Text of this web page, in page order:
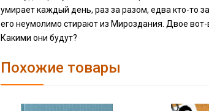
умирает каждый день, раз за разом, едва кто-то
его неумолимо стирают из Мироздания. Двое
Какими они будут?
Похожие товары